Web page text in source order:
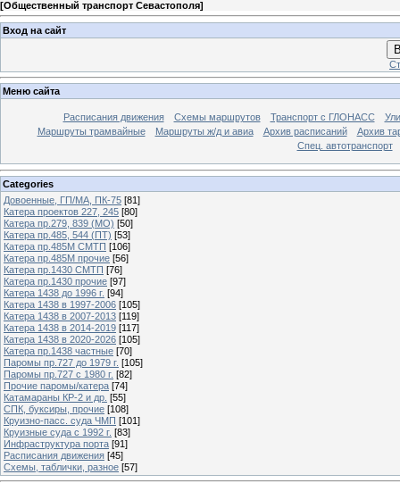
[Общественный транспорт Севастополя]
Вход на сайт
Меню сайта
Расписания движения Схемы маршрутов Транспорт с ГЛОНАСС
Маршруты трамвайные
Маршруты ж/д и авиа Архив расписаний
Архив
Спец. автотранспорт
Categories
Довоенные, ГП/МА, ПК-75 [81]
Катера проектов 227, 245 [80]
Катера пр.279, 839 (МО) [50]
Катера пр.485, 544 (ПТ) [53]
Катера пр.485М СМТП [106]
Катера пр.485М прочие [56]
Катера пр.1430 СМТП [76]
Катера пр.1430 прочие [97]
Катера 1438 до 1996 г. [94]
Катера 1438 в 1997-2006 [105]
Катера 1438 в 2007-2013 [119]
Катера 1438 в 2014-2019 [117]
Катера 1438 в 2020-2026 [105]
Катера пр.1438 частные [70]
Паромы пр.727 до 1979 г. [105]
Паромы пр.727 с 1980 г. [82]
Прочие паромы/катера [74]
Катамараны КР-2 и др. [55]
СПК, буксиры, прочие [108]
Круизно-пасс. суда ЧМП [101]
Круизные суда с 1992 г. [83]
Инфраструктура порта [91]
Расписания движения [45]
Схемы, таблички, разное [57]